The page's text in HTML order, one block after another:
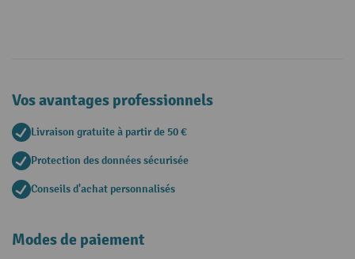
Vos avantages professionnels
Livraison gratuite à partir de 50 €
Protection des données sécurisée
Conseils d'achat personnalisés
Modes de paiement